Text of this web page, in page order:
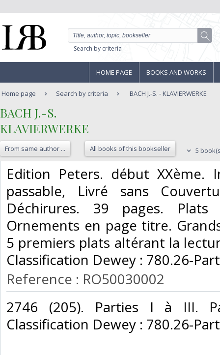
Search by criteria
HOME PAGE BOOKS AND WORKS
Home page Search by criteria BACH J.-S. - KLAVIERWERKE
‎BACH J.-S.‎
‎KLAVIERWERKE‎
From same author ... All books of this bookseller 5
‎Edition Peters. début XXème.
passable, Livré sans
Déchirures. 39 pages.
Ornements en page titre.
5 premiers plats altérant la
Classification Dewey : 780.26-
Reference : RO50030002
‎2746 (205). Parties I à III.
Classification Dewey : 780.26-